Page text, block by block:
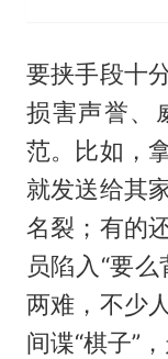
要挟手段十
损害声誉、
范。比如，
就发送给其
名裂；有的
员陷入“要
两难，不少
间谍“棋子”